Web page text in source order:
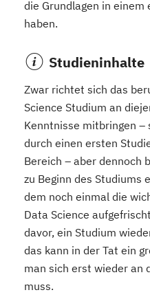
die Grundlagen in
haben.
Studieninhalte
Zwar richtet sich das
Science Studium an
Kenntnisse mitbringen –
durch einen ersten
Bereich – aber dennoch
zu Beginn des Studiums
dem noch einmal die
Data Science
davor, ein Studium
das kann in der Tat ein
man sich erst wieder an
muss.